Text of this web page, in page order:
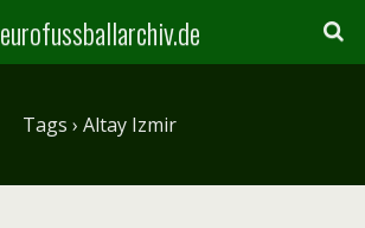
eurofussballarchiv.de
Tags › Altay Izmir